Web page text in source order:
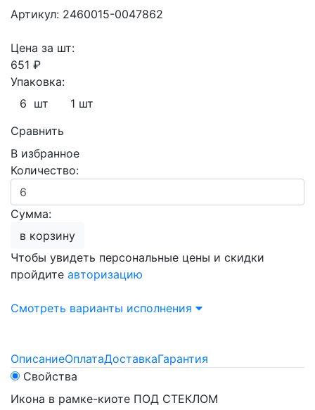
Артикул: 2460015-0047862
Цена за шт:
651 ₽
Упаковка:
6 шт
1 шт
Сравнить
В избранное
Количество:
Сумма:
в корзину
Чтобы увидеть персональные цены и скидки
пройдите авторизацию
Смотреть варианты исполнения
ОписаниеОплатаДоставкаГарантия
Свойства
Икона в рамке-киоте ПОД СТЕКЛОМ